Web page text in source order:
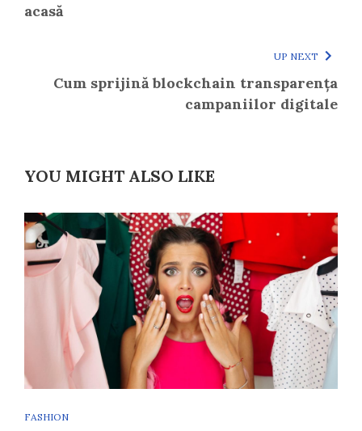
acasă
UP NEXT
Cum sprijină blockchain transparența
campaniilor digitale
YOU MIGHT ALSO LIKE
FASHION